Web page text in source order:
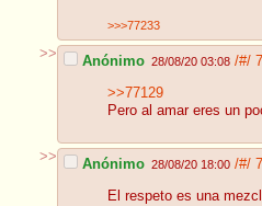
>>>77233
>> Anónimo 28/08/20 03:08 /#/
>>77129
Pero al amar eres un
>> Anónimo 28/08/20 18:00 /#/
El respeto es una